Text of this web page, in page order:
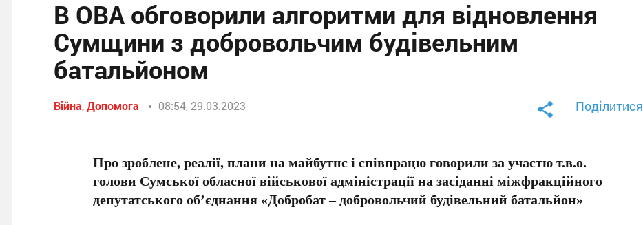
В ОВА обговорили алгоритми для відновлення
Сумщини з добровольчим будівельним
батальйоном
Війна,Допомога 08:54, 29.03.2023 Поділитися
Про зроблене, реалії, плани на майбутнє і співпрацю говорили за участю т.в.о.
голови Сумської обласної військової адміністрації на засіданні міжфракційного
депутатського об’єднання «Добробат – добровольчий будівельний батальйон»